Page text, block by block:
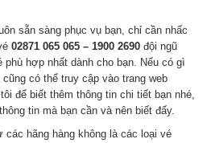
sẵn sàng phục vụ bạn, chỉ cần nhấc
02871 065 065 – 1900 2690đội ngũ
hợp nhất dành cho bạn. Nếu có gì
có thể truy cập vào trang web
để biết thêm thông tin chi tiết bạn nhé,
tin mà bạn cần và nên biết đấy.
hãng hàng không là các loại vé